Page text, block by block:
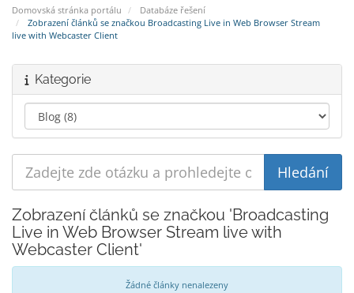
Domovská stránka portálu
Databáze řešení
Zobrazení článků se značkou Broadcasting Live in Web Browser Stream
live with Webcaster Client
Kategorie
Zobrazení článků se značkou 'Broadcasting
Live in Web Browser Stream live with
Webcaster Client'
Žádné články nenalezeny